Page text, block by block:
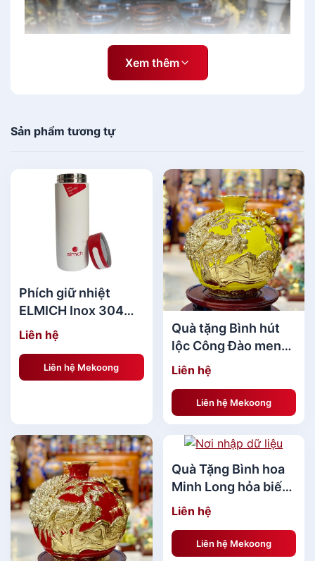
[caption id="attachment_138016"
align="aligncenter" width="600"]
Bst Giải Pháp Quà Tặng Khách Hàng Dưới
500k[/caption] [caption id="attachment_139003"
align="aligncenter" width="600"]
Xem thêm
Sản phẩm tương tự
Phích giữ nhiệt
ELMICH Inox 304
420ml E4
Liên hệ
Liên hệ Mekoong
Quà tặng Bình hút
lộc Công Đào men
Citrine Trần Độ dát
Liên hệ
Liên hệ Mekoong
Quà Tặng Bình hoa
Minh Long hỏa biến
- Xanh Vân Ngọc 5 -
27 cm
Liên hệ
Liên hệ Mekoong